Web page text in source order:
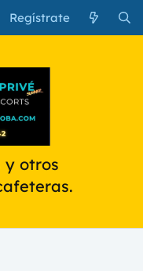
Regístrate
y otros